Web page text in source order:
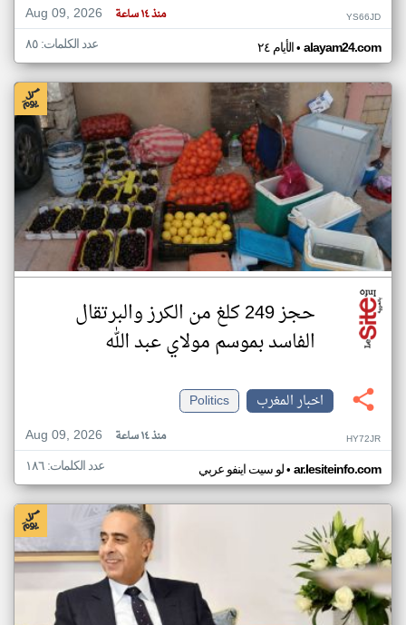
Aug 09, 2026
منذ ١٤ ساعة YS66JD
الأيام ٢٤• alayam24.com عدد الكلمات: ٨٥
حجز 249 كلغ من الكرز والبرتقال
الفاسد بموسم مولاي عبد الله
اخبار المغرب
Politics
Aug 09, 2026
منذ ١٤ ساعة HY72JR
لو سيت اينفو عربي• ar.lesiteinfo.com عدد الكلمات: ١٨٦